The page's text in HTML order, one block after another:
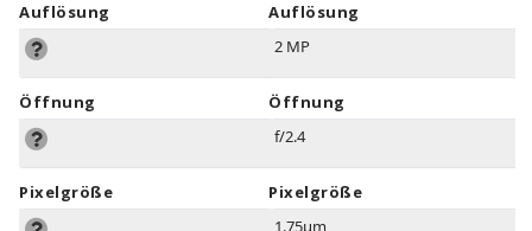
Auflösung
Öffnung
Pixelgröße
Auflösung
2 MP
Öffnung
f/2.4
Pixelgröße
1.75µm